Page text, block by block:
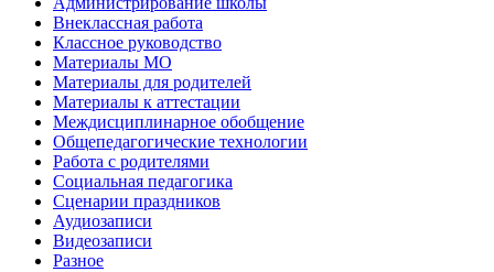
Внеклассная работа
Классное руководство
Материалы МО
Материалы для родителей
Материалы к аттестации
Междисциплинарное обобщение
Общепедагогические технологии
Работа с родителями
Социальная педагогика
Сценарии праздников
Аудиозаписи
Видеозаписи
Разное